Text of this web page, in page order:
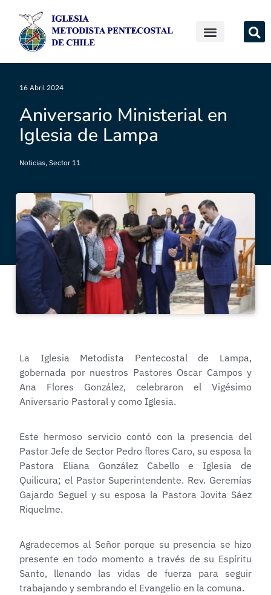
16 Abril 2024
Aniversario Ministerial en
Iglesia de Lampa
Noticias, Sector 11
La Iglesia Metodista Pentecostal de Lampa,
gobernada por nuestros Pastores Oscar Campos y
Ana Flores González, celebraron el Vigésimo
Aniversario Pastoral y como Iglesia.
Este hermoso servicio contó con la presencia del
Pastor Jefe de Sector Pedro flores Caro, su esposa la
Pastora Eliana González Cabello e Iglesia de
Quilicura; el Pastor Superintendente. Rev. Geremías
Gajardo Seguel y su esposa la Pastora Jovita Sáez
Riquelme.
Agradecemos al Señor porque su presencia se hizo
presente en todo momento a través de su Espíritu
Santo, llenando las vidas de fuerza para seguir
trabajando y sembrando el Evangelio en la comuna.